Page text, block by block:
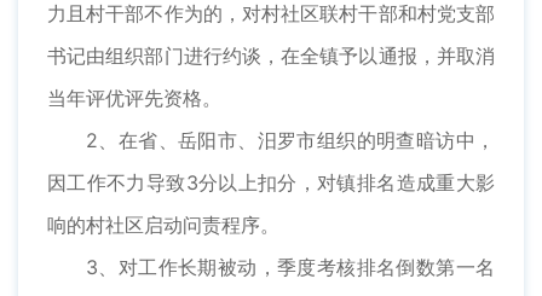
力且村干部不作为的，对村社区联村干部和村党支部
书记由组织部门进行约谈，在全镇予以通报，并取消
当年评优评先资格。
2、在省、岳阳市、汨罗市组织的明查暗访中，
因工作不力导致3分以上扣分，对镇排名造成重大影
响的村社区启动问责程序。
3、对工作长期被动，季度考核排名倒数第一名